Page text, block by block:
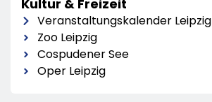
Kultur & Freizeit
Veranstaltungskalender Leipzig
Zoo Leipzig
Cospudener See
Oper Leipzig